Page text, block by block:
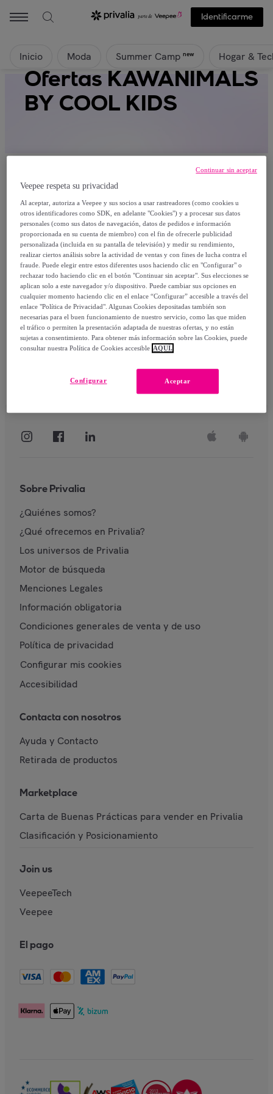
Identificarme
Inicio Moda Summer Camp new Hogar &
Ofertas KAWANIMALS
BY COOL KIDS
Actualmente no hay productos disponibles.
Regístrate y accede a todos los productos visibles
para nuestros miembros.
Identificarme
Sobre Privalia
¿Quiénes somos?
¿Qué ofrecemos en Privalia?
Los universos de Privalia
Motor de búsqueda
Menciones Legales
Información obligatoria
Condiciones generales de venta y de uso
Política de privacidad
Configurar mis cookies
Accesibilidad
Contacta con nosotros
Ayuda y Contacto
Retirada de productos
Marketplace
Carta de Buenas Prácticas para vender en Privalia
Clasificación y Posicionamiento
Join us
VeepeeTech
Veepee
El pago
Veepee respeta su privacidad
Al aceptar, autoriza a Veepee y sus socios a usar rastreadores (como cookies u
otros identificadores como SDK, en adelante "Cookies") y a procesar sus datos
personales (como sus datos de navegación, datos de pedidos e información
proporcionada en su cuenta de miembro) con el fin de ofrecerle publicidad
personalizada (incluida en su pantalla de televisión) y medir su rendimiento,
realizar ciertos análisis sobre la actividad de ventas y con fines de lucha contra el
fraude. Puede elegir entre estos diferentes usos haciendo clic en "Configurar" o
rechazar todo haciendo clic en el botón "Continuar sin aceptar". Sus elecciones se
aplican solo a este navegador y/o dispositivo. Puede cambiar sus opciones en
cualquier momento haciendo clic en el enlace “Configurar” accesible a través del
enlace "Política de Privacidad". Algunas Cookies depositadas también son
necesarias para el buen funcionamiento de nuestro servicio, como las que miden
el tráfico o permiten la presentación adaptada de nuestras ofertas, y no están
sujetas a consentimiento. Para obtener más información sobre las Cookies, puede
consultar nuestra Política de Cookies accesible AQUÍ.
Aceptar
Configurar
Continuar sin aceptar